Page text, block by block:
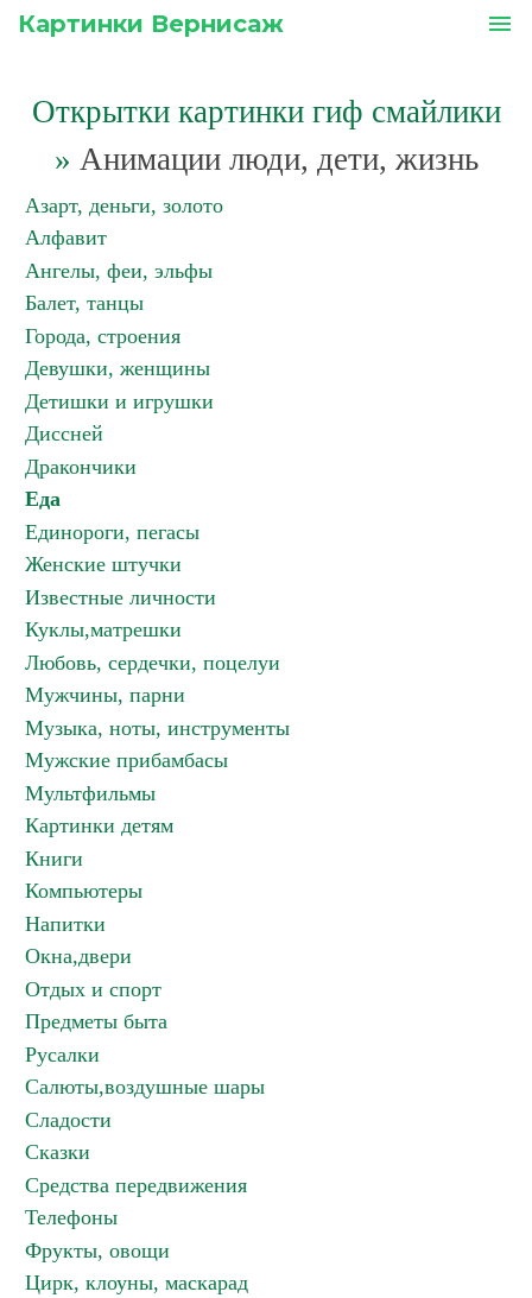
Картинки Вернисаж menu
Открытки картинки гиф смайлики
» Анимации люди, дети, жизнь
Азарт, деньги, золото
Алфавит
Ангелы, феи, эльфы
Балет, танцы
Города, строения
Девушки, женщины
Детишки и игрушки
Диссней
Дракончики
Еда
Единороги, пегасы
Женские штучки
Известные личности
Куклы,матрешки
Любовь, сердечки, поцелуи
Мужчины, парни
Музыка, ноты, инструменты
Мужские прибамбасы
Мультфильмы
Картинки детям
Книги
Компьютеры
Напитки
Окна,двери
Отдых и спорт
Предметы быта
Русалки
Салюты,воздушные шары
Сладости
Сказки
Средства передвижения
Телефоны
Фрукты, овощи
Цирк, клоуны, маскарад